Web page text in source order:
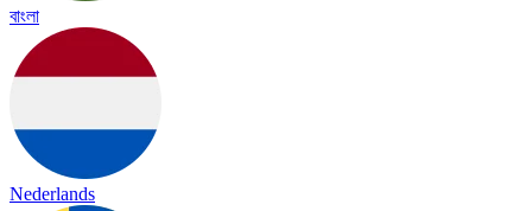
বাংলা
Nederlands